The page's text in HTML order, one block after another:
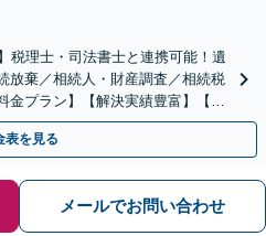
税理士・司法書士と連携可能！遺
放棄／相続人・財産調査／相続税
プラン】【解決実績豊富】【電
表を見る
メールでお問い合わせ